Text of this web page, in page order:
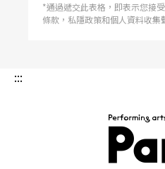
*通過遞交此表格，即表示您接
條款，私隱政策和個人資料收集
:::